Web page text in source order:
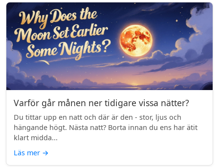
Varför går månen ner tidigare vissa nätter?
Du tittar upp en natt och där är den - stor, ljus och
hängande högt. Nästa natt? Borta innan du ens har ätit
klart midda...
Läs mer →